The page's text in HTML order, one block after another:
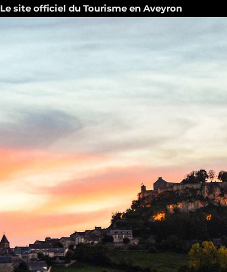
Le site officiel du Tourisme en Aveyron